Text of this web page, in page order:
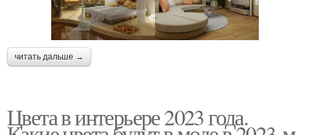
читать дальше →
Цвета в интерьере 2023 года.